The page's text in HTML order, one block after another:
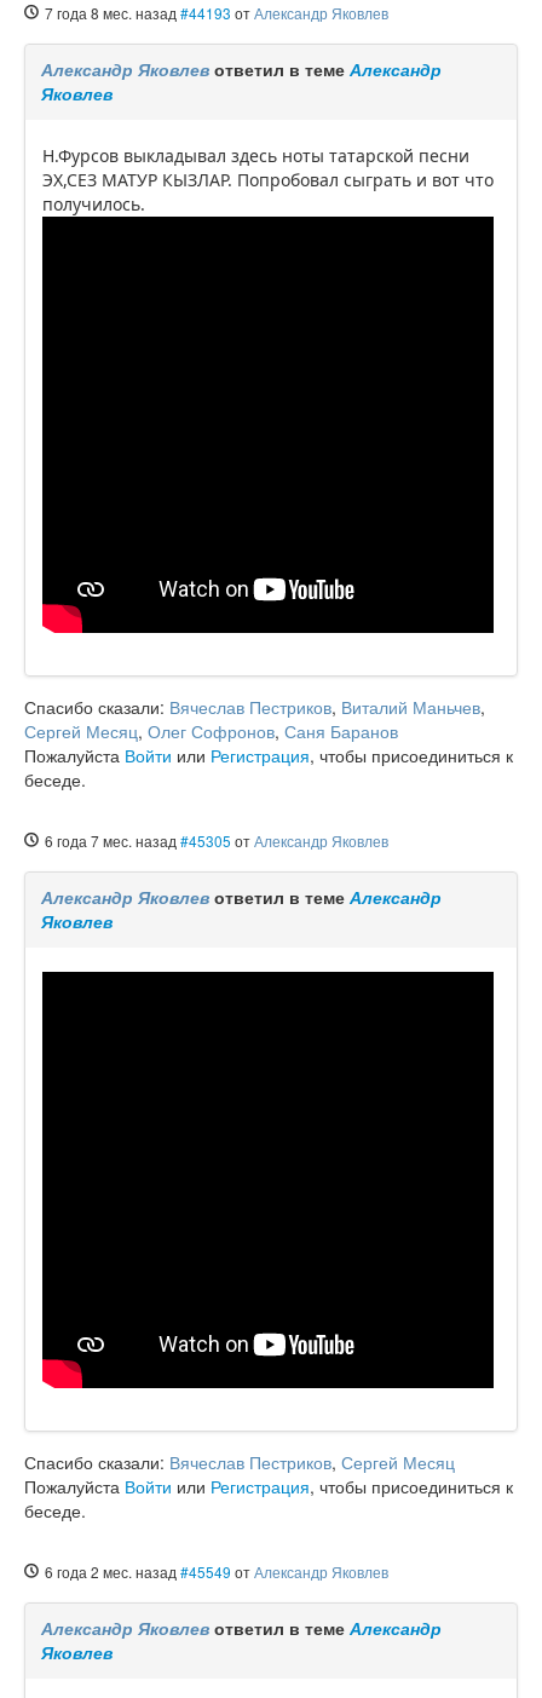
7 года 8 мес. назад #44193 отАлександр Яковлев
Александр Яковлев ответил в теме Александр
Яковлев
Н.Фурсов выкладывал здесь ноты татарской песни
ЭХ,СЕЗ МАТУР КЫЗЛАР. Попробовал сыграть и вот что
получилось.
Спасибо сказали: Вячеслав Пестриков, Виталий Маньчев,
Сергей Месяц, Олег Софронов, Саня Баранов
Пожалуйста Войти или Регистрация, чтобы присоединиться к
беседе.
6 года 7 мес. назад #45305 отАлександр Яковлев
Александр Яковлев ответил в теме Александр
Яковлев
Спасибо сказали: Вячеслав Пестриков, Сергей Месяц
Пожалуйста Войти или Регистрация, чтобы присоединиться к
беседе.
6 года 2 мес. назад #45549 отАлександр Яковлев
Александр Яковлев ответил в теме Александр
Яковлев